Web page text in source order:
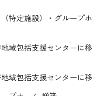
特定施設）・グループホ
域包括支援センターに移
域包括支援センターに移